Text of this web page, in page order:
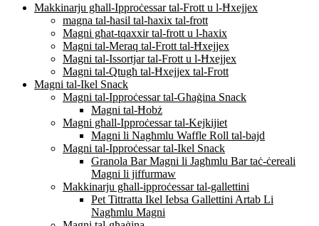
Makkinarju għall-Ipproċessar tal-Frott u l-Ħxejjex
magna tal-ħasil tal-ħaxix tal-frott
Magni għat-tqaxxir tal-frott u l-ħaxix
Magni tal-Meraq tal-Frott tal-Ħxejjex
Magni tal-Issortjar tal-Frott u l-Ħxejjex
Magni tal-Qtugħ tal-Ħxejjex tal-Frott
Magni tal-Ikel Snack
Magni tal-Ipproċessar tal-Għaġina Snack
Magni tal-Ħobż
Magni għall-Ipproċessar tal-Kejkijiet
Magni li Nagħmlu Waffle Roll tal-bajd
Magni tal-Ipproċessar tal-Ikel Snack
Granola Bar Magni li Jagħmlu Bar taċ-ċereali
Magni li jiffurmaw
Makkinarju għall-ipproċessar tal-gallettini
Pet Tittratta Ikel Iebsa Gallettini Artab Li
Nagħmlu Magni